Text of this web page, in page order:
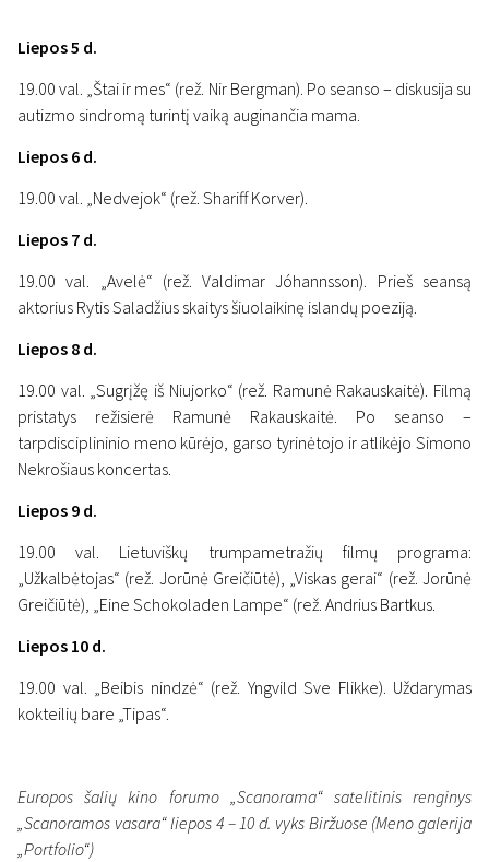
Liepos 5 d.
19.00 val. „Štai ir mes“ (rež. Nir Bergman). Po seanso – diskusija su
autizmo sindromą turintį vaiką auginančia mama.
Liepos 6 d.
19.00 val. „Nedvejok“ (rež. Shariff Korver).
Liepos 7 d.
19.00 val. „Avelė“ (rež. Valdimar Jóhannsson). Prieš seansą
aktorius Rytis Saladžius skaitys šiuolaikinę islandų poeziją.
Liepos 8 d.
19.00 val. „Sugrįžę iš Niujorko“ (rež. Ramunė Rakauskaitė). Filmą
pristatys režisierė Ramunė Rakauskaitė. Po seanso –
tarpdisciplininio meno kūrėjo, garso tyrinėtojo ir atlikėjo Simono
Nekrošiaus koncertas.
Liepos 9 d.
19.00 val. Lietuviškų trumpametražių filmų programa:
„Užkalbėtojas“ (rež. Jorūnė Greičiūtė), „Viskas gerai“ (rež. Jorūnė
Greičiūtė), „Eine Schokoladen Lampe“ (rež. Andrius Bartkus.
Liepos 10 d.
19.00 val. „Beibis nindzė“ (rež. Yngvild Sve Flikke). Uždarymas
kokteilių bare „Tipas“.
Europos šalių kino forumo „Scanorama“ satelitinis renginys
„Scanoramos vasara“ liepos 4 – 10 d. vyks Biržuose (Meno galerija
„Portfolio“)